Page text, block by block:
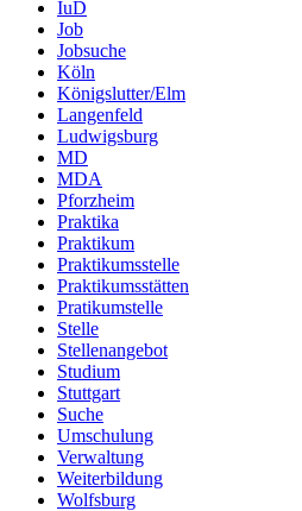
IuD
Job
Jobsuche
Köln
Königslutter/Elm
Langenfeld
Ludwigsburg
MD
MDA
Pforzheim
Praktika
Praktikum
Praktikumsstelle
Praktikumsstätten
Pratikumstelle
Stelle
Stellenangebot
Studium
Stuttgart
Suche
Umschulung
Verwaltung
Weiterbildung
Wolfsburg